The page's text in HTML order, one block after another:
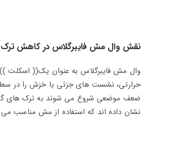
نقش وال‌ مش فایبرگلاس در کاهش
وال‌ مش فایبرگلاس به‌ عنوان یک(( اسکلت
حرارتی، نشست‌ های جزئی یا خزش را در
ضعف موضعی شروع می‌ شوند به ترک‌ های
نشان داده‌ اند که استفاده از مش مناسب می‌